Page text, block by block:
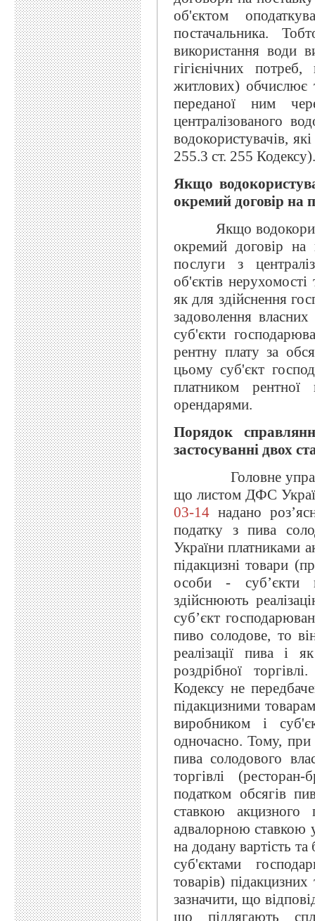
об'єктом
постачальника.
використання води
гігієнічних
житлових) обчислює
переданої ним
централізованого
водокористувачів,
255.3 ст. 255 Кодексу).
Якщо
окремий договір на
Якщо
окремий договір на
послуги з
об'єктів
як для здійснення
задоволення власних
суб'єкти
рентну плату за
цьому суб'єкт
платником
орендарями.
Порядок
застосуванні двох
Головне
що листом ДФС
03-14 надано
податку з пива
України платниками
підакцизні товари
особи - суб’єкти
здійснюють
суб’єкт
пиво солодове, то
реалізації пива і
роздрібної
Кодексу не
підакцизними
виробником і
одночасно. Тому, при
пива солодового
торгівлі
податком обсягів
ставкою
адвалорною ставкою у
на додану вартість та
суб'єктами
товарів)
зазначити, що
що підлягають